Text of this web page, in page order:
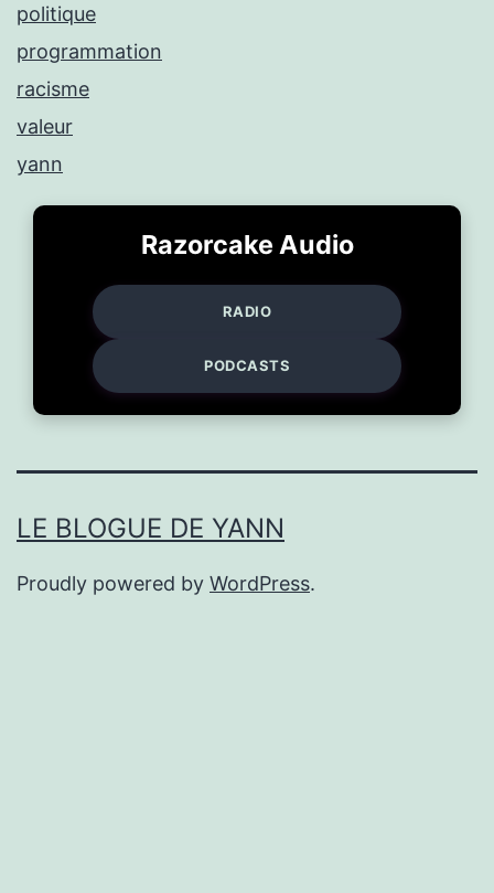
politique
programmation
racisme
valeur
yann
Razorcake Audio
RADIO
PODCASTS
LE BLOGUE DE YANN
Proudly powered by WordPress.